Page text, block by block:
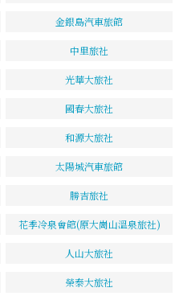
金銀島汽車旅館
中里旅社
光華大旅社
國春大旅社
和源大旅社
太陽城汽車旅館
勝吉旅社
花季冷泉會館(原大崗山溫泉旅社)
人山大旅社
榮泰大旅社